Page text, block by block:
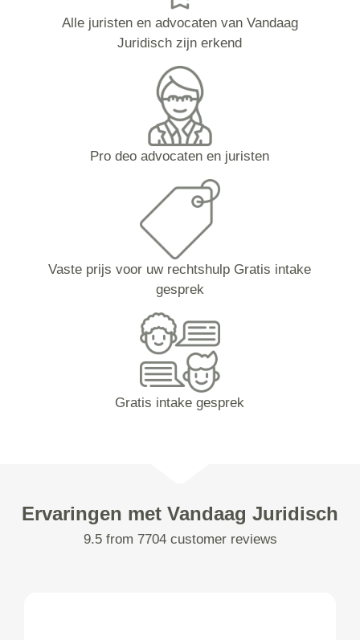
Alle juristen en advocaten van Vandaag
Juridisch zijn erkend
Pro deo advocaten en juristen
Vaste prijs voor uw rechtshulp Gratis intake
gesprek
Gratis intake gesprek
Ervaringen met Vandaag Juridisch
9.5 from 7704 customer reviews